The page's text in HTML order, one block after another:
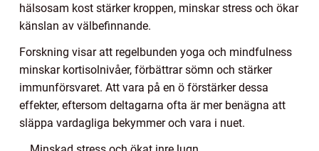
hälsosam kost stärker kroppen, minskar stress och ökar
känslan av välbefinnande.
Forskning visar att regelbunden yoga och mindfulness
minskar kortisolnivåer, förbättrar sömn och stärker
immunförsvaret. Att vara på en ö förstärker dessa
effekter, eftersom deltagarna ofta är mer benägna att
släppa vardagliga bekymmer och vara i nuet.